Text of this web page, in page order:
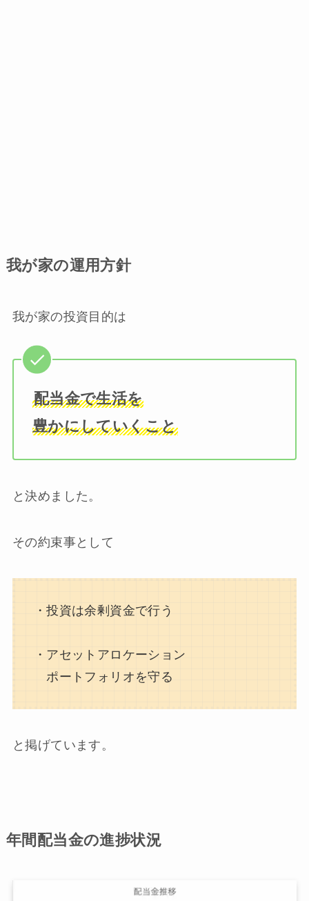
我が家の運用方針
我が家の投資目的は
配当金で生活を
豊かにしていくこと
と決めました。
その約束事として
・投資は余剰資金で行う
・アセットアロケーション
ポートフォリオを守る
と掲げています。
年間配当金の進捗状況